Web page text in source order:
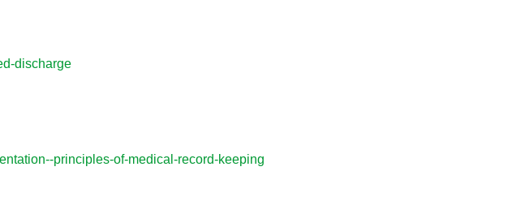
discharge
principles-of-medical-record-keeping